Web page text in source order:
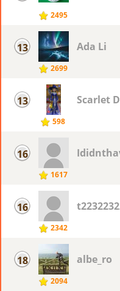
2495
13
2699
Ada Li
13
598
Scarlet
16
1617
16
2342
18
2094
albe_ro